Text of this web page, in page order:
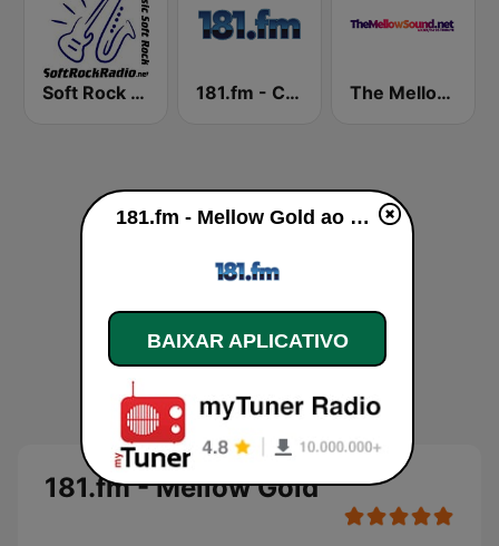
Soft Rock Radio 181.fm - Classical Guitar The Mellow Sound
181.fm - Mellow Gold
181.fm - Mellow Gold ao vivo
BAIXAR APLICATIVO